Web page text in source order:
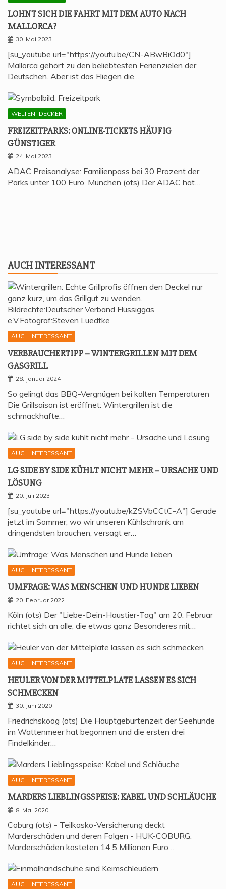
LOHNT SICH DIE FAHRT MIT DEM AUTO NACH
MALLORCA?
30. Mai 2023
[su_youtube url="https://youtu.be/CN-ABwBiOd0"]
Mallorca gehört zu den beliebtesten Ferienzielen der
Deutschen. Aber ist das Fliegen die…
WELTENTDECKER
FREI­ZEIT­PARKS: ONLINE-TICKETS HÄU­FIG
GÜNSTIGER
24. Mai 2023
ADAC Preisanalyse: Familienpass bei 30 Prozent der
Parks unter 100 Euro. München (ots) Der ADAC hat…
AUCH INTER­ES­SANT
AUCH INTERESSANT
VER­BRAU­CHER­TIPP – WIN­TER­GRIL­LEN MIT DEM
GASGRILL
28. Januar 2024
So gelingt das BBQ-Vergnügen bei kalten Temperaturen
Die Grillsaison ist eröffnet: Wintergrillen ist die
schmackhafte…
AUCH INTERESSANT
LG SIDE BY SIDE KÜHLT NICHT MEHR – URSA­CHE UND
LÖSUNG
20. Juli 2023
[su_youtube url="https://youtu.be/kZSVbCCtC-A"] Gerade
jetzt im Sommer, wo wir unseren Kühlschrank am
dringendsten brauchen, versagt er…
AUCH INTERESSANT
UMFRA­GE: WAS MEN­SCHEN UND HUN­DE LIEBEN
20. Februar 2022
Köln (ots) Der "Liebe-Dein-Haustier-Tag" am 20. Februar
richtet sich an alle, die etwas ganz Besonderes mit…
AUCH INTERESSANT
HEU­LER VON DER MIT­TEL­P­LA­TE LAS­SEN ES SICH
SCHMECKEN
30. Juni 2020
Friedrichskoog (ots) Die Hauptgeburtenzeit der Seehunde
im Wattenmeer hat begonnen und die ersten drei
Findelkinder…
AUCH INTERESSANT
MAR­DERS LIEB­LINGS­SPEI­SE: KABEL UND SCHLÄUCHE
8. Mai 2020
Coburg (ots) - Teilkasko-Versicherung deckt
Marderschäden und deren Folgen - HUK-COBURG:
Marderschäden kosteten 14,5 Millionen Euro…
AUCH INTERESSANT